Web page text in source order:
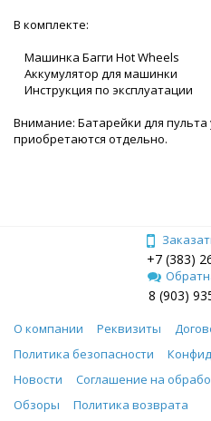
В комплекте:
Машинка Багги Hot Wheels
Аккумулятор для машинки
Инструкция по эксплуатации
Внимание: Батарейки для пульта
приобретаются отдельно.
+7 (383)
8 (903)
О компании Реквизиты
Политика безопасности
Новости
Соглашение на
Обзоры
Политика возврата